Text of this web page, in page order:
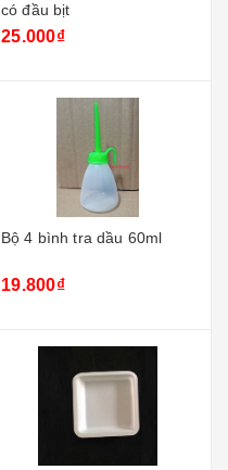
có đầu bịt
25.000₫
Bộ 4 bình tra dầu 60ml
19.800₫